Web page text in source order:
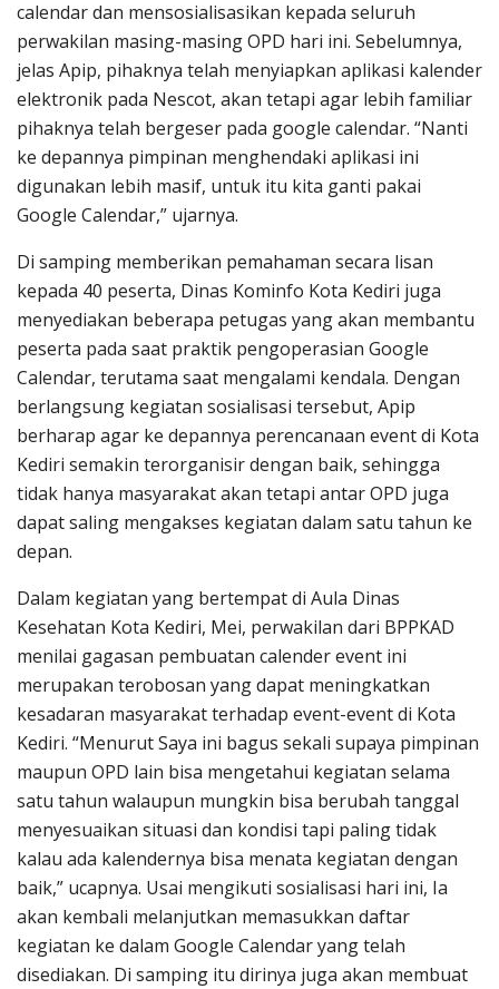
calendar dan mensosialisasikan kepada seluruh
perwakilan masing-masing OPD hari ini. Sebelumnya,
jelas Apip, pihaknya telah menyiapkan aplikasi kalender
elektronik pada Nescot, akan tetapi agar lebih familiar
pihaknya telah bergeser pada google calendar. “Nanti
ke depannya pimpinan menghendaki aplikasi ini
digunakan lebih masif, untuk itu kita ganti pakai
Google Calendar,” ujarnya.
Di samping memberikan pemahaman secara lisan
kepada 40 peserta, Dinas Kominfo Kota Kediri juga
menyediakan beberapa petugas yang akan membantu
peserta pada saat praktik pengoperasian Google
Calendar, terutama saat mengalami kendala. Dengan
berlangsung kegiatan sosialisasi tersebut, Apip
berharap agar ke depannya perencanaan event di Kota
Kediri semakin terorganisir dengan baik, sehingga
tidak hanya masyarakat akan tetapi antar OPD juga
dapat saling mengakses kegiatan dalam satu tahun ke
depan.
Dalam kegiatan yang bertempat di Aula Dinas
Kesehatan Kota Kediri, Mei, perwakilan dari BPPKAD
menilai gagasan pembuatan calender event ini
merupakan terobosan yang dapat meningkatkan
kesadaran masyarakat terhadap event-event di Kota
Kediri. “Menurut Saya ini bagus sekali supaya pimpinan
maupun OPD lain bisa mengetahui kegiatan selama
satu tahun walaupun mungkin bisa berubah tanggal
menyesuaikan situasi dan kondisi tapi paling tidak
kalau ada kalendernya bisa menata kegiatan dengan
baik,” ucapnya. Usai mengikuti sosialisasi hari ini, Ia
akan kembali melanjutkan memasukkan daftar
kegiatan ke dalam Google Calendar yang telah
disediakan. Di samping itu dirinya juga akan membuat